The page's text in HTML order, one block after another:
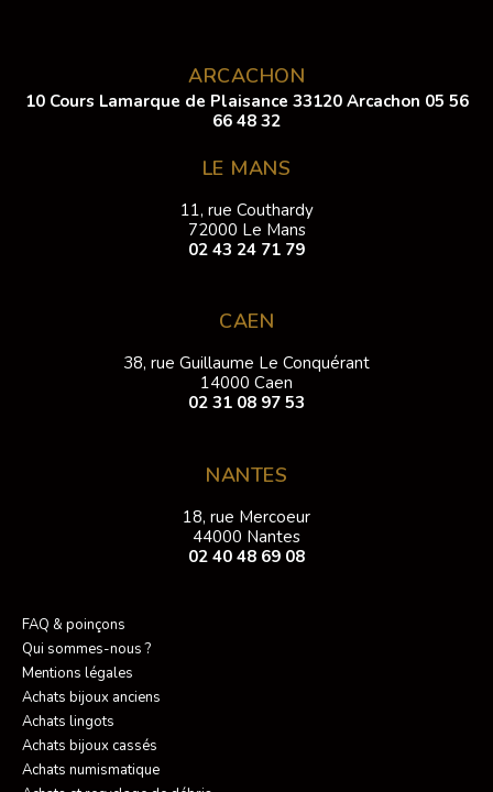
ARCACHON
10 Cours Lamarque de Plaisance 33120 Arcachon 05 56
66 48 32
LE MANS
11, rue Couthardy
72000 Le Mans
02 43 24 71 79
CAEN
38, rue Guillaume Le Conquérant
14000 Caen
02 31 08 97 53
NANTES
18, rue Mercoeur
44000 Nantes
02 40 48 69 08
FAQ & poinçons
Qui sommes-nous ?
Mentions légales
Achats bijoux anciens
Achats lingots
Achats bijoux cassés
Achats numismatique